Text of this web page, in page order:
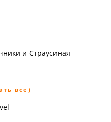
и Страусиная
все)